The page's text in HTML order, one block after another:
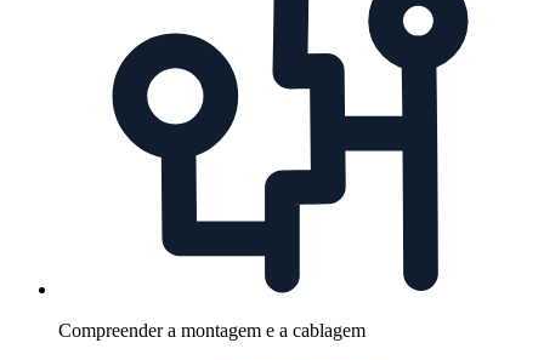
Compreender a montagem e a cablagem